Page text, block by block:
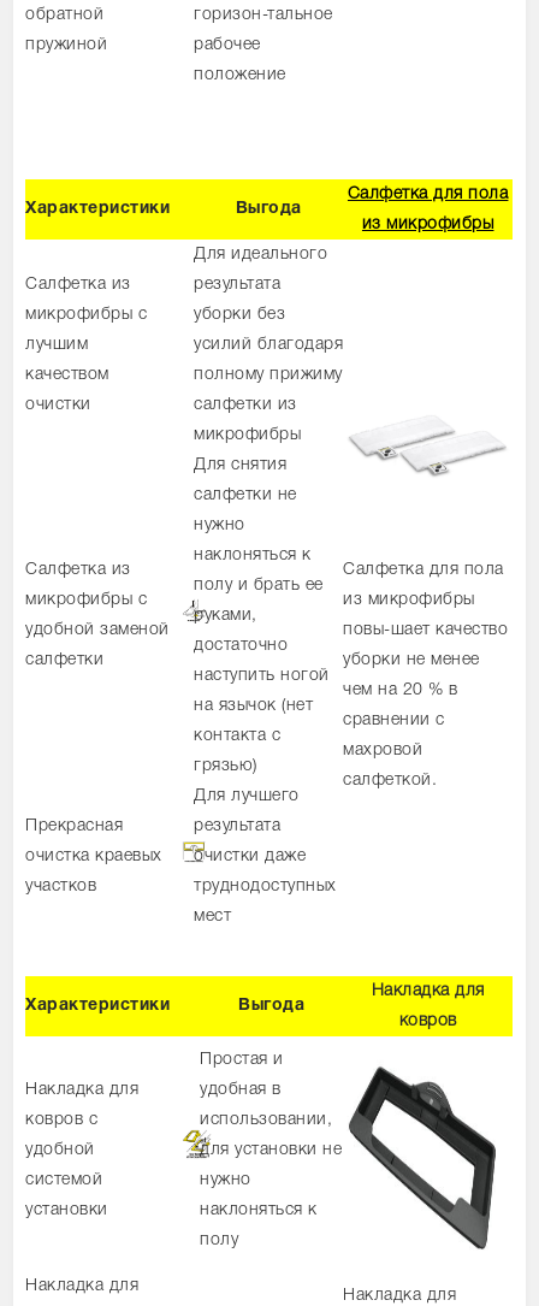
обратной
пружиной
горизон-тальное
рабочее
положение
Характеристики Выгода
Салфетка для пола
из микрофибры
Салфетка из
микрофибры с
лучшим
качеством
очистки
Для идеального
результата
уборки без
усилий благодаря
полному прижиму
салфетки из
микрофибры
Салфетка для пола
из микрофибры
повы-шает качество
уборки не менее
чем на 20 % в
сравнении с
махровой
салфеткой.
Салфетка из
микрофибры с
удобной заменой
салфетки
Для снятия
салфетки не
нужно
наклоняться к
полу и брать ее
руками,
достаточно
наступить ногой
на язычок (нет
контакта с
грязью)
Прекрасная
очистка краевых
участков
Для лучшего
результата
очистки даже
труднодоступных
мест
Характеристики Выгода
Накладка для
ковров
Накладка для
ковров с
удобной
системой
установки
Простая и
удобная в
использовании,
для установки не
нужно
наклоняться к
полу
Накладка для
Накладка для